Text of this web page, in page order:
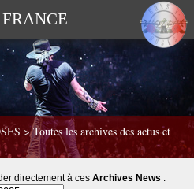
>Toutes les archives des actus et
directement à ces Archives News :